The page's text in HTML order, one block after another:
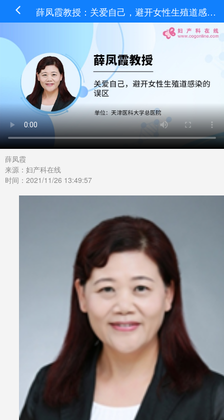
薛凤霞教授：关爱自己，避开女性生殖道感染的误区
薛凤霞
来源：妇产科在线
时间：2021/11/26 13:49:57